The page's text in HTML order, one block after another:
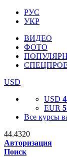
РУС
УКР
ВИДЕО
ФОТО
USD
USD
EUR
Все курсы
44.4320
Авторизация
Поиск